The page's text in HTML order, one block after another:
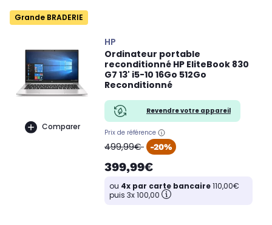
Grande BRADERIE
Comparer
HP
Ordinateur portable
reconditionné HP EliteBook 830
G7 13' i5-10 16Go 512Go
Reconditionné
Revendre votre appareil
Prix de référence
oldPrice
499,99€ -20%
399,99€
ou 4x par carte bancaire110,00€
puis 3x 100,00